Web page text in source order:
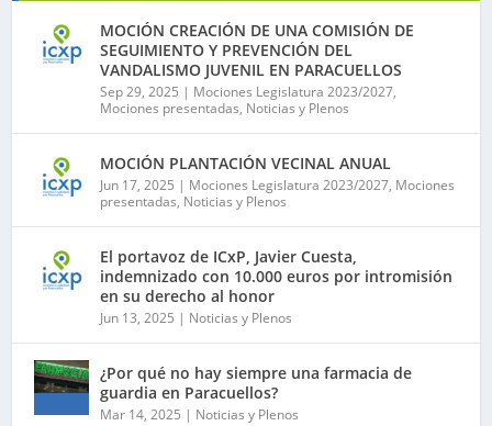
MOCIÓN CREACIÓN DE UNA COMISIÓN DE
SEGUIMIENTO Y PREVENCIÓN DEL
VANDALISMO JUVENIL EN PARACUELLOS
Sep 29, 2025 | Mociones Legislatura 2023/2027,
Mociones presentadas, Noticias y Plenos
MOCIÓN PLANTACIÓN VECINAL ANUAL
Jun 17, 2025 | Mociones Legislatura 2023/2027, Mociones
presentadas, Noticias y Plenos
El portavoz de ICxP, Javier Cuesta,
indemnizado con 10.000 euros por intromisión
en su derecho al honor
Jun 13, 2025 | Noticias y Plenos
¿Por qué no hay siempre una farmacia de
guardia en Paracuellos?
Mar 14, 2025 | Noticias y Plenos